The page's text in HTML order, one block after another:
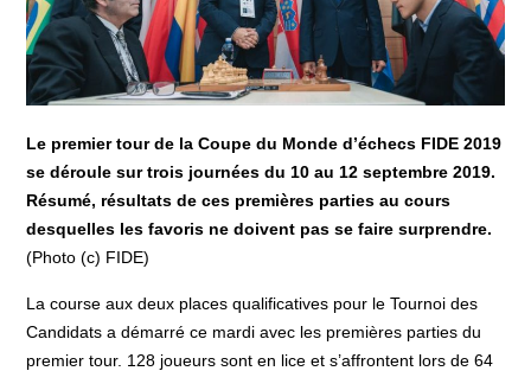
Le premier tour de la Coupe du Monde d’échecs FIDE 2019
se déroule sur trois journées du 10 au 12 septembre 2019.
Résumé, résultats de ces premières parties au cours
desquelles les favoris ne doivent pas se faire surprendre.
(Photo (c) FIDE)
La course aux deux places qualificatives pour le Tournoi des
Candidats a démarré ce mardi avec les premières parties du
premier tour. 128 joueurs sont en lice et s’affrontent lors de 64